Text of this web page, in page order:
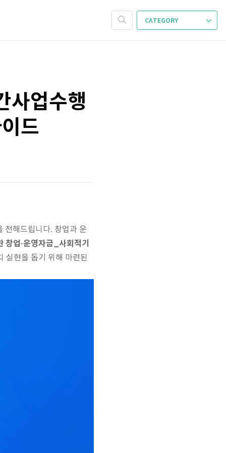
CATEGORY
사업수행
드
전해드립니다. 창업과 운
창업·운영자금_사회적기
실현을 돕기 위해 마련된